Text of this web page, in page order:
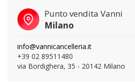
Punto vendita Vanni
Milano
info@vannicancelleria.it
+39 02 89511480
via Bordighera, 35 - 20142 Milano